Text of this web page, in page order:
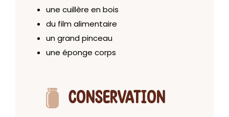
une cuillère en bois
du film alimentaire
un grand pinceau
une éponge corps
CONSERVATION